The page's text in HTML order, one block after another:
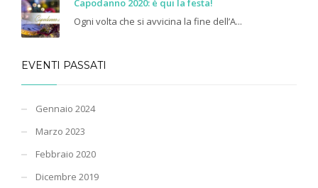
Ogni volta che si avvicina la fine dell’A...
EVENTI PASSATI
Gennaio 2024
Marzo 2023
Febbraio 2020
Dicembre 2019